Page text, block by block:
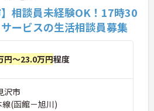
】相談員未経験OK！17時30
ービスの生活相談員募集
円～23.0万円程度
沢市
線(函館－旭川)